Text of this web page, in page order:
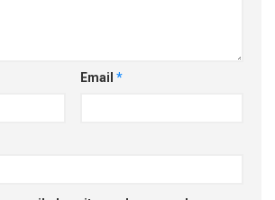
Email *